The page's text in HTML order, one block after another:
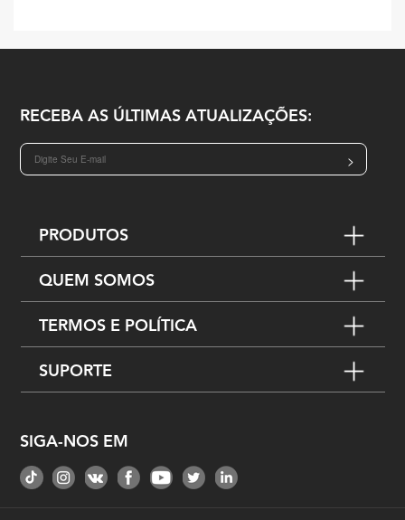
RECEBA AS ÚLTIMAS ATUALIZAÇÕES:
>
PRODUTOS
QUEM SOMOS
TERMOS E POLÍTICA
SUPORTE
SIGA-NOS EM